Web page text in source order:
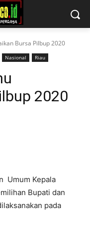
Bursa Pilbup 2020
Nasional Riau
2020
Umum Kepala
Bupati dan
pada